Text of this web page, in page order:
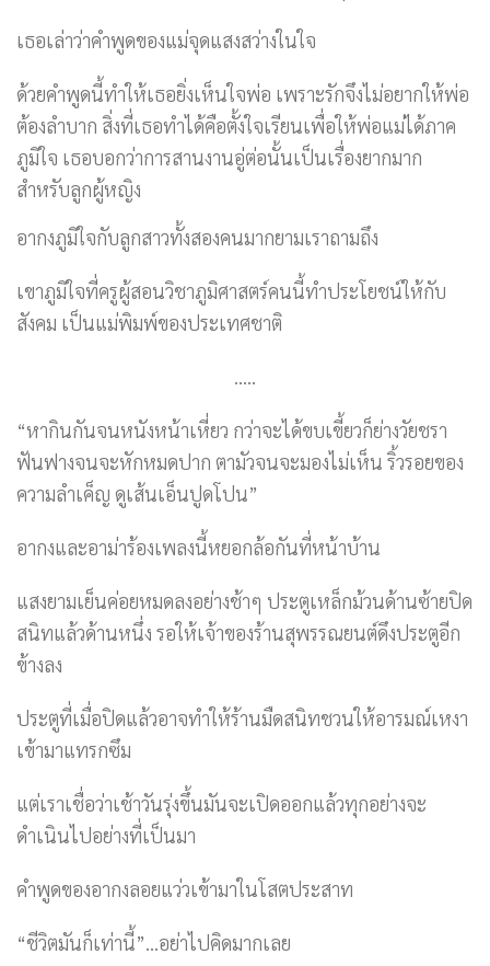
เธอเล่าว่าคำพูดของแม่จุดแสงสว่างในใจ
ด้วยคำพูดนี้ทำให้เธอยิ่งเห็นใจพ่อ เพราะรักจึงไม่อยากให้พ่อ
ต้องลำบาก สิ่งที่เธอทำได้คือตั้งใจเรียนเพื่อให้พ่อแม่ได้ภาค
ภูมิใจ เธอบอกว่าการสานงานอู่ต่อนั้นเป็นเรื่องยากมาก
สำหรับลูกผู้หญิง
อากงภูมิใจกับลูกสาวทั้งสองคนมากยามเราถามถึง
เขาภูมิใจที่ครูผู้สอนวิชาภูมิศาสตร์คนนี้ทำประโยชน์ให้กับ
สังคม เป็นแม่พิมพ์ของประเทศชาติ
…..
“หากินกันจนหนังหน้าเหี่ยว กว่าจะได้ขบเขี้ยวก็ย่างวัยชรา
ฟันฟางจนจะหักหมดปาก ตามัวจนจะมองไม่เห็น ริ้วรอยของ
ความลำเค็ญ ดูเส้นเอ็นปูดโปน”
อากงและอาม่าร้องเพลงนี้หยอกล้อกันที่หน้าบ้าน
แสงยามเย็นค่อยหมดลงอย่างช้าๆ ประตูเหล็กม้วนด้านซ้ายปิด
สนิทแล้วด้านหนึ่ง รอให้เจ้าของร้านสุพรรณยนต์ดึงประตูอีก
ข้างลง
ประตูที่เมื่อปิดแล้วอาจทำให้ร้านมืดสนิทชวนให้อารมณ์เหงา
เข้ามาแทรกซึม
แต่เราเชื่อว่าเช้าวันรุ่งขึ้นมันจะเปิดออกแล้วทุกอย่างจะ
ดำเนินไปอย่างที่เป็นมา
คำพูดของอากงลอยแว่วเข้ามาในโสตประสาท
“ชีวิตมันก็เท่านี้”…อย่าไปคิดมากเลย